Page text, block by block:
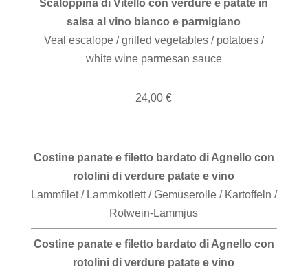
Scaloppina di Vitello con verdure e patate in
salsa al vino bianco e parmigiano
Veal escalope / grilled vegetables / potatoes /
white wine parmesan sauce
24,00 €
Costine panate e filetto bardato di Agnello con
rotolini di verdure patate e vino
Lammfilet / Lammkotlett / Gemüserolle / Kartoffeln /
Rotwein-Lammjus
Costine panate e filetto bardato di Agnello con
rotolini di verdure patate e vino